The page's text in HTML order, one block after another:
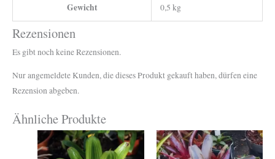
Gewicht 0,5 kg
Rezensionen
Es gibt noch keine Rezensionen.
Nur angemeldete Kunden, die dieses Produkt gekauft haben, dürfen eine
Rezension abgeben.
Ähnliche Produkte